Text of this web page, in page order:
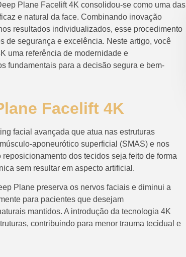
Plane Facelift 4K consolidou-se como uma das
e natural da face. Combinando inovação
resultados individualizados, esse procedimento
de segurança e excelência. Neste artigo, você
uma referência de modernidade e
fundamentais para a decisão segura e bem-
Facelift 4K
facial avançada que atua nas estruturas
aponeurótico superficial (SMAS) e nos
dos tecidos seja feito de forma
sem resultar em aspecto artificial.
Plane preserva os nervos faciais e diminui a
para pacientes que desejam
mantidos. A introdução da tecnologia 4K
contribuindo para menor trauma tecidual e